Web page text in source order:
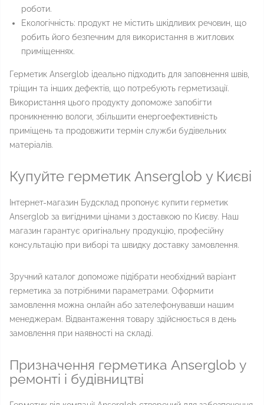
роботи.
Екологічність: продукт не містить шкідливих речовин, що
робить його безпечним для використання в житлових
приміщеннях.
Герметик Anserglob ідеально підходить для заповнення швів,
тріщин та інших дефектів, що потребують герметизації.
Використання цього продукту допоможе запобігти
проникненню вологи, збільшити енергоефективність
приміщень та продовжити термін служби будівельних
матеріалів.
Купуйте герметик Anserglob у Києві
Інтернет-магазин Будсклад пропонує купити герметик
Anserglob за вигідними цінами з доставкою по Києву. Наш
магазин гарантує оригінальну продукцію, професійну
консультацію при виборі та швидку доставку замовлення.
Зручний каталог допоможе підібрати необхідний варіант
герметика за потрібними параметрами. Оформити
замовлення можна онлайн або зателефонувавши нашим
менеджерам. Відвантаження товару здійснюється в день
замовлення при наявності на складі.
Призначення герметика Anserglob у
ремонті і будівництві